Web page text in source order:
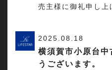
売主様に御礼申し上
2025.08.18
横須賀市小原台中
うございます。